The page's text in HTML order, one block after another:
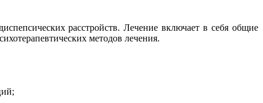
расстройств. Лечение включает в себя общие
методов лечения.